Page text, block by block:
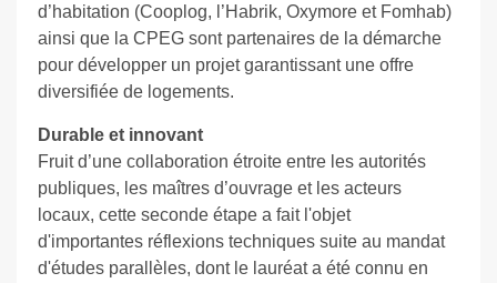
d’habitation (Cooplog, l’Habrik, Oxymore et Fomhab)
ainsi que la CPEG sont partenaires de la démarche
pour développer un projet garantissant une offre
diversifiée de logements.
Durable et innovant
Fruit d’une collaboration étroite entre les autorités
publiques, les maîtres d’ouvrage et les acteurs
locaux, cette seconde étape a fait l'objet
d'importantes réflexions techniques suite au mandat
d'études parallèles, dont le lauréat a été connu en